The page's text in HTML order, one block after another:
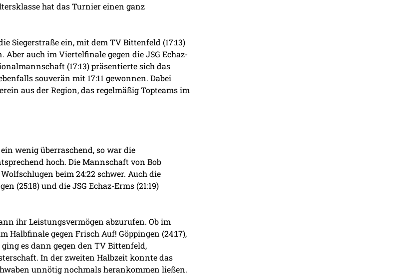
hat das Turnier einen ganz
Siegerstraße ein, mit dem TV Bittenfeld (17:13)
auch im Viertelfinale gegen die JSG Echaz-
(17:13) präsentierte sich das
souverän mit 17:11 gewonnen. Dabei
aus der Region, das regelmäßig Topteams im
wenig überraschend, so war die
hoch. Die Mannschaft von Bob
beim 24:22 schwer. Auch die
(25:18) und die JSG Echaz-Erms (21:19)
ihr Leistungsvermögen abzurufen. Ob im
Halbfinale gegen Frisch Auf! Göppingen (24:17),
es dann gegen den TV Bittenfeld,
In der zweiten Halbzeit konnte das
unnötig nochmals herankommen ließen.